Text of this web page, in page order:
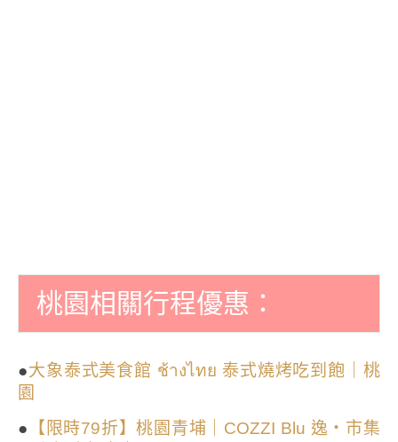
桃園相關行程優惠：
●大象泰式美食館 ช้างไทย 泰式燒烤吃到飽｜桃
園
● 【限時79折】桃園青埔｜COZZI Blu 逸・市集